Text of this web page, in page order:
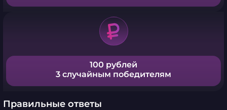
100 рублей
3 случайным победителям
Правильные ответы